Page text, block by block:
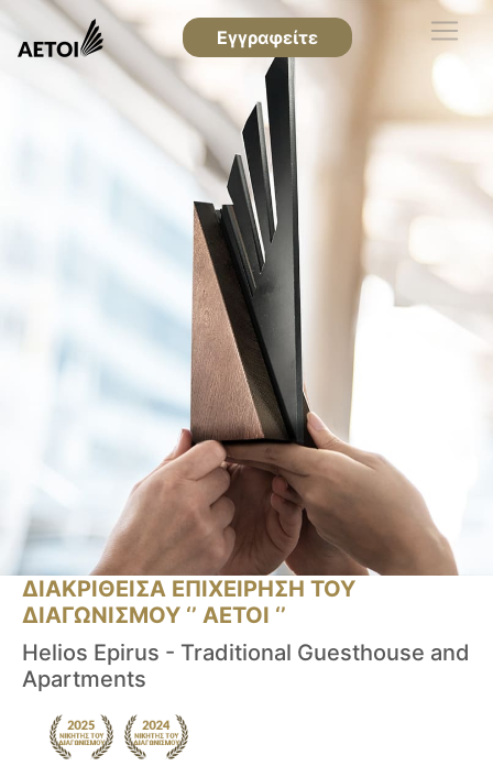
Εγγραφείτε
ΔΙΑΚΡΙΘΕΙΣΑ ΕΠΙΧΕΙΡΗΣΗ ΤΟΥ
ΔΙΑΓΩΝΙΣΜΟΥ ‘’ ΑΕΤΟΙ ‘’
Helios Epirus - Traditional Guesthouse and
Apartments